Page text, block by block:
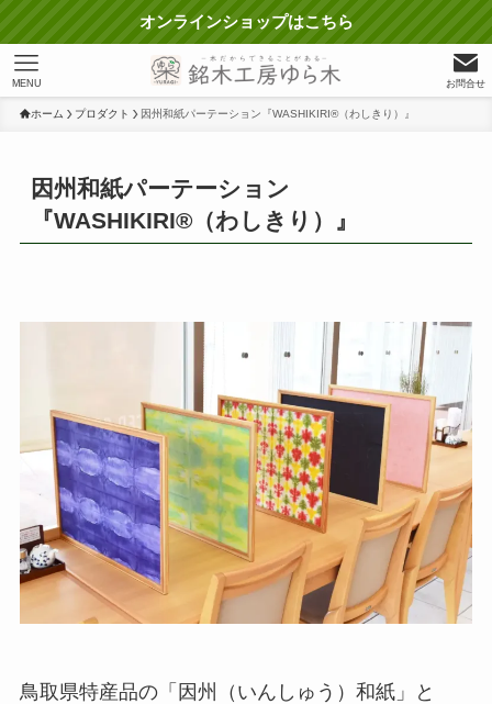
オンラインショップはこちら
お問合せ
MENU
ホーム プロダクト 因州和紙パーテーション『WASHIKIRI®（わしきり）』
因州和紙パーテーション
『WASHIKIRI®（わしきり）』
鳥取県特産品の「因州（いんしゅう）和紙」と